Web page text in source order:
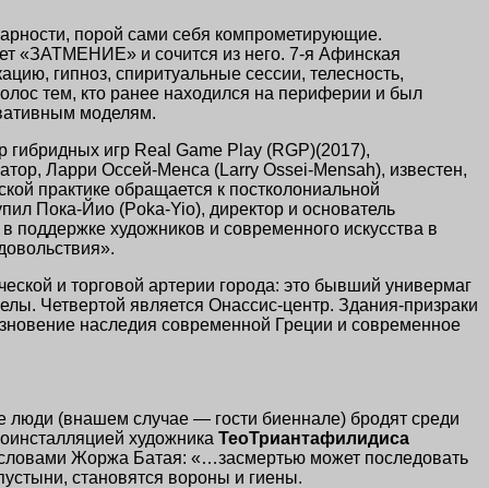
порой сами себя компрометирующие.
«ЗАТМЕНИЕ» и сочится из него. 7-я Афинская
гипноз, спиритуальные сессии, телесность,
тем, кто ранее находился на периферии и был
моделям.
гибридных игр Real Game Play (RGP)(2017),
Ларри Оссей-Менса (Larry Ossei-Mensah), известен,
практике обращается к постколониальной
Пока-Йио (Poka-Yio), директор и основатель
художников и современного искусства в
и торговой артерии города: это бывший универмаг
Четвертой является Онассис-центр. Здания-призраки
наследия современной Греции и современное
люди (внашем случае — гости биеннале) бродят среди
художника ТеоТриантафилидиса
Жоржа Батая: «…засмертью может последовать
становятся вороны и гиены.